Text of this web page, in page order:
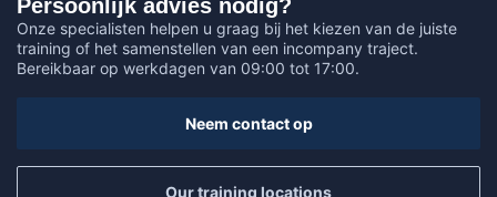
Persoonlijk advies nodig?
Onze specialisten helpen u graag bij het kiezen van de juiste
training of het samenstellen van een incompany traject.
Bereikbaar op werkdagen van 09:00 tot 17:00.
Neem contact op
Our training locations